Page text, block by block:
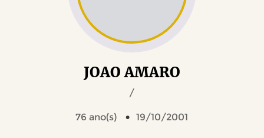
JOAO AMARO
/
76 ano(s) 19/10/2001